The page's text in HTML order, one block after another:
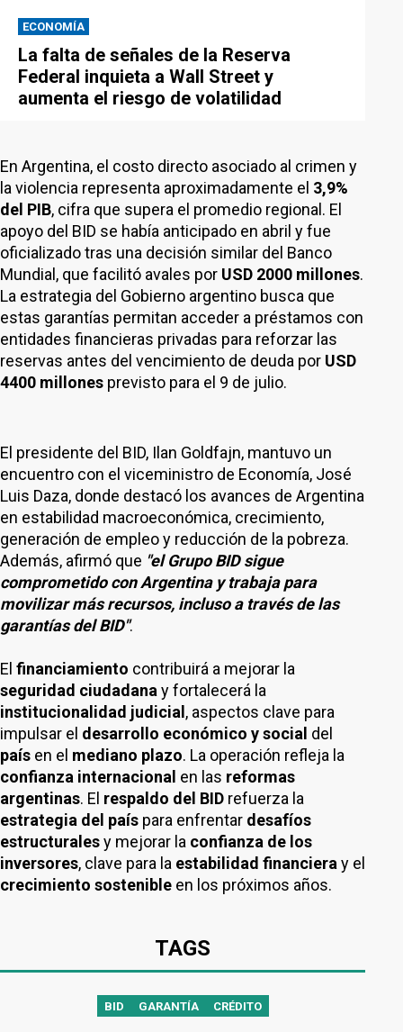
ECONOMÍA
La falta de señales de la Reserva
Federal inquieta a Wall Street y
aumenta el riesgo de volatilidad
En Argentina, el costo directo asociado al crimen y
la violencia representa aproximadamente el 3,9%
del PIB, cifra que supera el promedio regional. El
apoyo del BID se había anticipado en abril y fue
oficializado tras una decisión similar del Banco
Mundial, que facilitó avales por USD 2000 millones.
La estrategia del Gobierno argentino busca que
estas garantías permitan acceder a préstamos con
entidades financieras privadas para reforzar las
reservas antes del vencimiento de deuda por USD
4400 millones previsto para el 9 de julio.
El presidente del BID, Ilan Goldfajn, mantuvo un
encuentro con el viceministro de Economía, José
Luis Daza, donde destacó los avances de Argentina
en estabilidad macroeconómica, crecimiento,
generación de empleo y reducción de la pobreza.
Además, afirmó que "el Grupo BID sigue
comprometido con Argentina y trabaja para
movilizar más recursos, incluso a través de las
garantías del BID".
El financiamiento contribuirá a mejorar la
seguridad ciudadana y fortalecerá la
institucionalidad judicial , aspectos clave para
impulsar el desarrollo económico y social del
país en el mediano plazo. La operación refleja la
confianza internacional en las reformas
argentinas. El respaldo del BID refuerza la
estrategia del país para enfrentar desafíos
estructuralesy mejorar la confianza de los
inversores, clave para la estabilidad financiera y el
crecimiento sostenible en los próximos años.
TAGS
BID GARANTÍA CRÉDITO